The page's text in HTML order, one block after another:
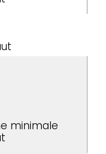
minimale